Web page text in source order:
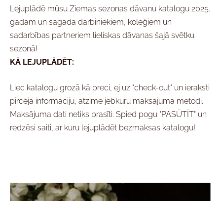
Lejuplādē mūsu Ziemas sezonas dāvanu katalogu 2025.
gadam un sagādā darbiniekiem, kolēģiem un
sadarbības partneriem lieliskas dāvanas šajā svētku
sezonā!
KĀ LEJUPLĀDĒT:
Liec katalogu grozā kā preci, ej uz "check-out" un ieraksti
pircēja informāciju, atzīmē jebkuru maksājuma metodi.
Maksājuma dati netiks prasīti. Spied pogu "PASŪTĪT" un
redzēsi saiti, ar kuru lejuplādēt bezmaksas katalogu!